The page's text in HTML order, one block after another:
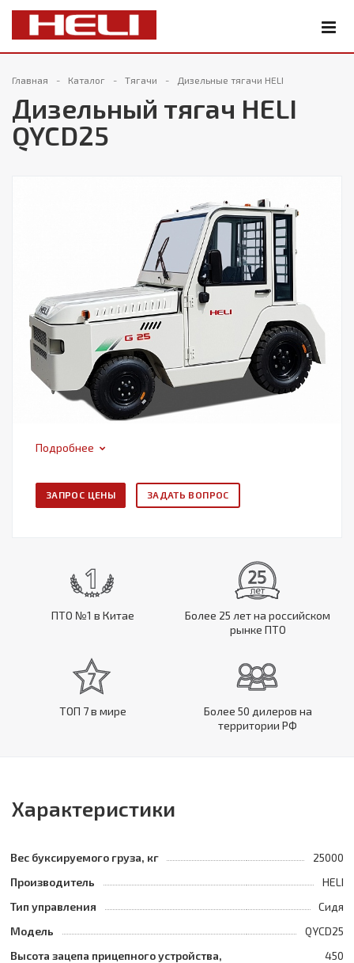
Главная Каталог Тягачи Дизельные тягачи HELI
Дизельный тягач HELI
QYCD25
Подробнее
ЗАПРОС ЦЕНЫ ЗАДАТЬ ВОПРОС
ПТО №1 в Китае
Более 25 лет на российском
рынке ПТО
ТОП 7 в мире
Более 50 дилеров на
территории РФ
Характеристики
Вес буксируемого груза, кг
25000
Производитель
HELI
Тип управления
Сидя
Модель
QYCD25
Высота зацепа прицепного устройства,
450